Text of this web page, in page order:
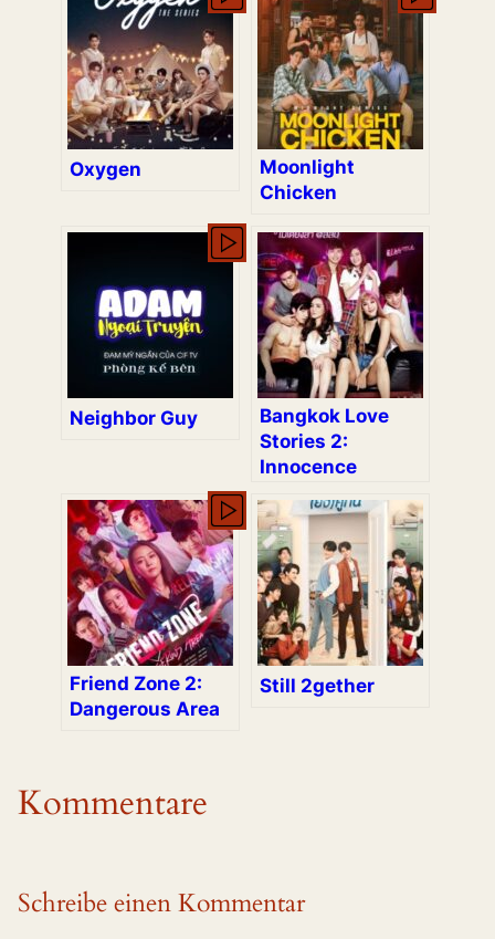
Oxygen
Moonlight
Chicken
Neighbor Guy
Bangkok Love
Stories 2:
Innocence
Friend Zone 2:
Dangerous Area
Still 2gether
Kommentare
Schreibe einen Kommentar